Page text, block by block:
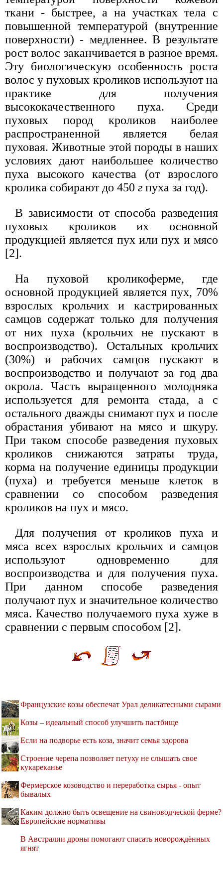
ткани - быстрее, а на участках тела с
повышенной температурой (внутренние
поверхности) - медленнее. В результате
рост волос заканчивается в разное время.
Эту биологическую особенность роста
волос у пуховых кроликов используют на
практике для получения
высококачественного пуха. Среди
пуховых пород кроликов наиболее
распространенной является белая
пуховая. Животные этой породы в наших
условиях дают наибольшее количество
пуха высокого качества (от взрослого
кролика собирают до 450 г пуха за год).
В зависимости от способа разведения
пуховых кроликов их основной
продукцией является пух или пух и мясо
[2].
На пуховой кроликоферме, где
основной продукцией является пух, 70%
взрослых крольчих и кастрированных
самцов содержат только для получения
от них пуха (крольчих не пускают в
воспроизводство). Остальных крольчих
(30%) и рабочих самцов пускают в
воспроизводство и получают за год два
окрола. Часть выращенного молодняка
используется для ремонта стада, а с
остального дважды снимают пух и после
обрастания убивают на мясо и шкуру.
При таком способе разведения пуховых
кроликов снижаются затраты труда,
корма на получение единицы продукции
(пуха) и требуется меньше клеток в
сравнении со способом разведения
кроликов на пух и мясо.
Для получения от кроликов пуха и
мяса всех взрослых крольчих и самцов
используют одновременно для
воспроизводства и для получения пуха.
При данном способе разведения
получают пух и значительное количество
мяса. Качество получаемого пуха хуже в
сравнении с первым способом [2].
Французские козы обеспечат Урал деликатесными сырами
Козы – идеальный способ улучшить пастбище
Если на подворье есть коза, значит семья здорова
Строение черепа позволяет петуху не слышать свое
кукареканье
Фермерское козоводство и переработка сырья - опыт
бывалых
Каким должно быть освещение на свиноводческой ферме?
Европейские нормативы
В Австралии дроны помогают спасать новорождённых
ягнят